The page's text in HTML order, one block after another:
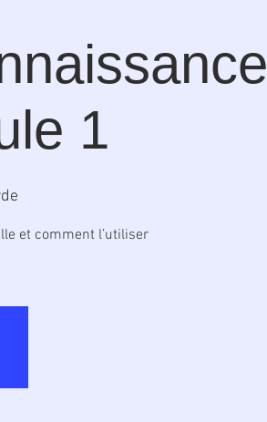
1
et comment l’utiliser